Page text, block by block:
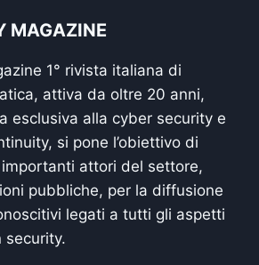
MAGAZINE
1° rivista italiana di
attiva da oltre 20 anni,
esclusiva alla cyber security e
si pone l’obiettivo di
attori del settore,
pubbliche, per la diffusione
legati a tutti gli aspetti
security.